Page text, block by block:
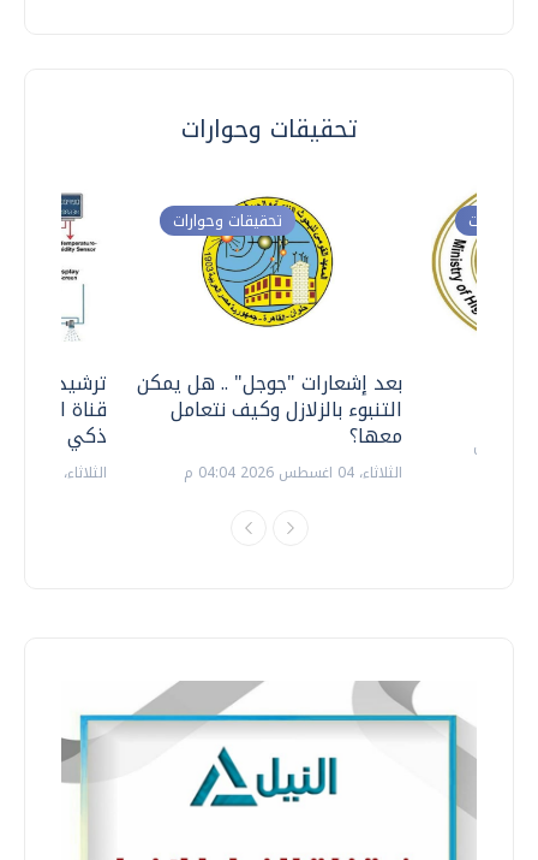
تحقيقات وحوارات
ترشيدا
قناة
ذكي
الثلاثاء، 14 يوليو 2026 06:11 م
تحقيقات وحوارات
بعد إشعارات "جوجل" .. هل يمكن
التنبوء بالزلازل وكيف نتعامل
معها؟
الثلاثاء، 04 اغسطس 2026 04:04 م
وحوارات